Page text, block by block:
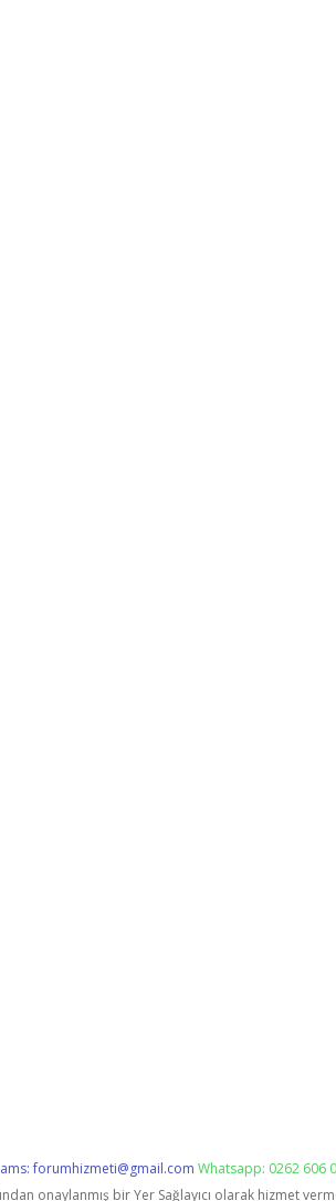
forumhizmeti@gmail.com Whatsapp: 0262 606
onaylanmış bir Yer Sağlayıcı olarak hizmet